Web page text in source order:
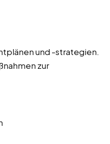
und -strategien.
zur